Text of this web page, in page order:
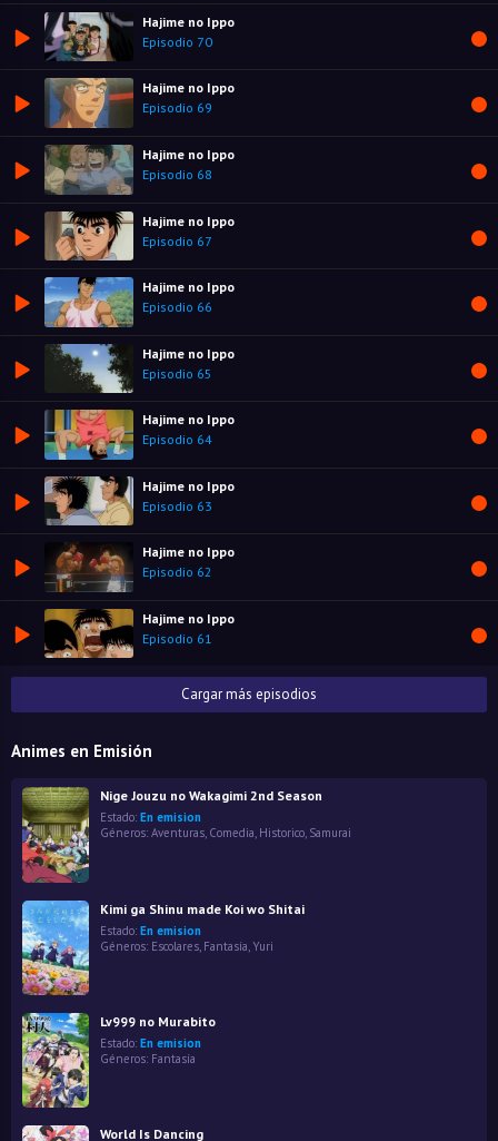
Hajime no Ippo
Episodio 70
Hajime no Ippo
Episodio 69
Hajime no Ippo
Episodio 68
Hajime no Ippo
Episodio 67
Hajime no Ippo
Episodio 66
Hajime no Ippo
Episodio 65
Hajime no Ippo
Episodio 64
Hajime no Ippo
Episodio 63
Hajime no Ippo
Episodio 62
Hajime no Ippo
Episodio 61
Cargar más episodios
Animes en Emisión
Nige Jouzu no Wakagimi 2nd Season
Estado: En emision
Géneros: Aventuras, Comedia, Historico, Samurai
Kimi ga Shinu made Koi wo Shitai
Estado: En emision
Géneros: Escolares Fantasía Yuri
Lv999 no Murabito
Estado: En emision
Géneros: Fantasía
World Is Dancing